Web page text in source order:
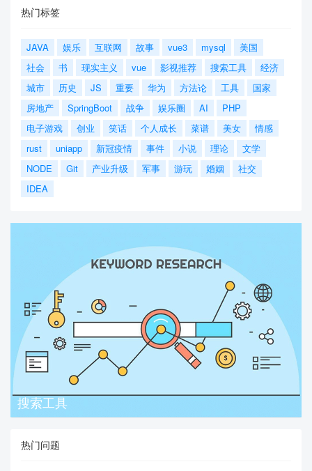
热门标签
JAVA 娱乐 互联网 故事 vue3 mysql
美国
社会
书 现实主义 vue 影视推荐 搜索工具
经济
城市
历史 JS 重要 华为 方法论 工具
国家
房地产
SpringBoot 战争 娱乐圈 AI
PHP
电子游戏
创业 笑话 个人成长 菜谱 美女
情感
rust
uniapp 新冠疫情 事件 小说 理论
文学
NODE
Git 产业升级 军事 游玩 婚姻
社交
IDEA
搜索工具
热门问题